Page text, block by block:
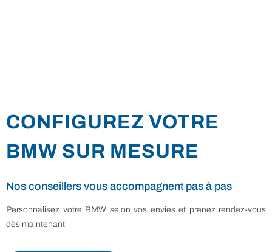
CONFIGUREZ VOTRE
BMW SUR MESURE
Nos conseillers vous accompagnent pas à pas
Personnalisez votre BMW selon vos envies et prenez rendez-vous
dès maintenant